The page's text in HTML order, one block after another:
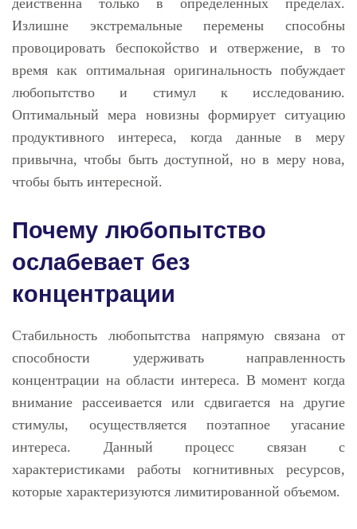
действенна только в определенных пределах.
Излишне экстремальные перемены способны
провоцировать беспокойство и отвержение, в то
время как оптимальная оригинальность побуждает
любопытство и стимул к исследованию.
Оптимальный мера новизны формирует ситуацию
продуктивного интереса, когда данные в меру
привычна, чтобы быть доступной, но в меру нова,
чтобы быть интересной.
Почему любопытство
ослабевает без
концентрации
Стабильность любопытства напрямую связана от
способности удерживать направленность
концентрации на области интереса. В момент когда
внимание рассеивается или сдвигается на другие
стимулы, осуществляется поэтапное угасание
интереса. Данный процесс связан с
характеристиками работы когнитивных ресурсов,
которые характеризуются лимитированной объемом.